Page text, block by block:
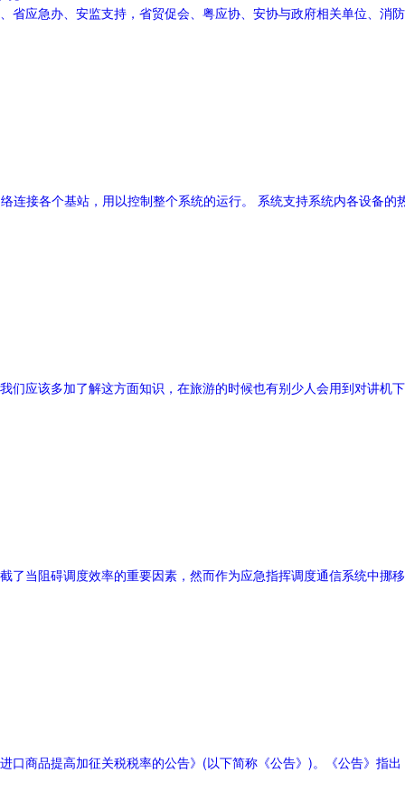
应急办、安监支持，省贸促会、粤应协、安协与政府相关单位、消
接各个基站，用以控制整个系统的运行。 系统支持系统内各设备
应该多加了解这方面知识，在旅游的时候也有别少人会用到对讲机
当阻碍调度效率的重要因素，然而作为应急指挥调度通信系统中挪
商品提高加征关税税率的公告》(以下简称《公告》)。《公告》指